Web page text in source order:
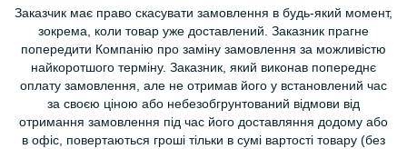
Заказчик має право скасувати замовлення в будь-який момент,
зокрема, коли товар уже доставлений. Заказник прагне
попередити Компанію про заміну замовлення за можливістю
найкоротшого терміну. Заказник, який виконав попереднє
оплату замовлення, але не отримав його у встановлений час
за своєю ціною або небезобгрунтований відмови від
отримання замовлення під час його доставляння додому або
в офіс, повертаються гроші тільки в сумі вартості товару (без